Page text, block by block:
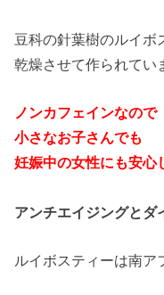
豆科の針葉樹のルイボ
乾燥させて作られてい
ノンカフェインなので
小さなお子さんでも
妊娠中の女性にも安心
アンチエイジングとダ
ルイボスティーは南ア